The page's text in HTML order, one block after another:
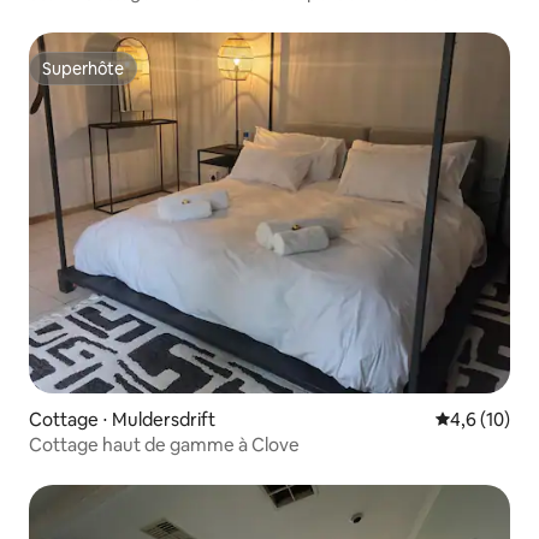
Superhôte
Superhôte
Cottage ⋅ Muldersdrift Évaluation
4,6 (10)
Cottage haut de gamme à Clove